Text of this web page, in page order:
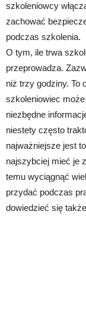
szkoleniowcy
zachować
podczas szkolenia.
O tym, ile trwa
przeprowadza.
niż trzy godziny. To
szkoleniowiec
niezbędne
niestety często
najważniejsze jest
najszybciej mieć je
temu wyciągnąć
przydać podczas
dowiedzieć się